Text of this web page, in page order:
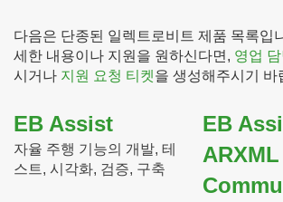
다음은 단종된 일렉트로비트 제품 목록입
세한 내용이나 지원을 원하신다면, 영업
시거나 지원 요청 티켓을 생성해주시기 바
EB Assist
자율 주행 기능의 개발, 테
스트, 시각화, 검증, 구축
EB
ARXML